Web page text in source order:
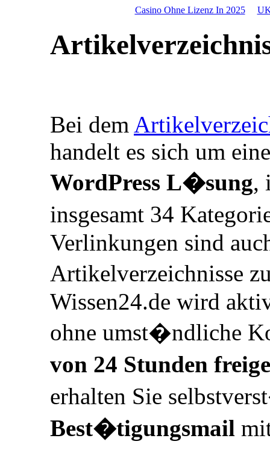
Casino Ohne Lizenz In 2025
Bei dem
handelt es sich um
WordPress L�sung,
insgesamt 34
Verlinkungen sind
Artikelverzeichnisse
Wissen24.de wird
ohne umst�ndliche
von 24 Stunden
erhalten Sie
Best�tigungsmail